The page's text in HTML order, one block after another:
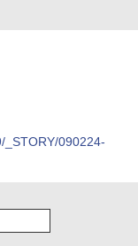
_STORY/090224-